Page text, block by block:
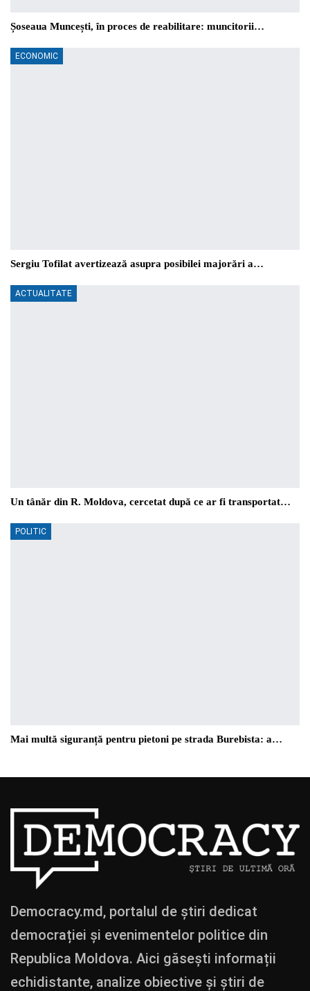
Șoseaua Muncești, în proces de reabilitare: muncitorii…
ECONOMIC
Sergiu Tofilat avertizează asupra posibilei majorări a…
ACTUALITATE
Un tânăr din R. Moldova, cercetat după ce ar fi transportat…
POLITIC
Mai multă siguranță pentru pietoni pe strada Burebista: a…
Democracy.md, portalul de știri dedicat
democrației și evenimentelor politice din
Republica Moldova. Aici găsești informații
echidistante, analize obiective și știri de